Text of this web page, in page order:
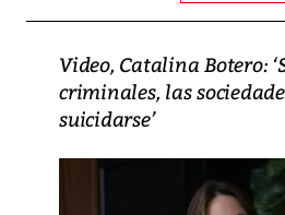
Video, Catalina Botero:
criminales, las
suicidarse’